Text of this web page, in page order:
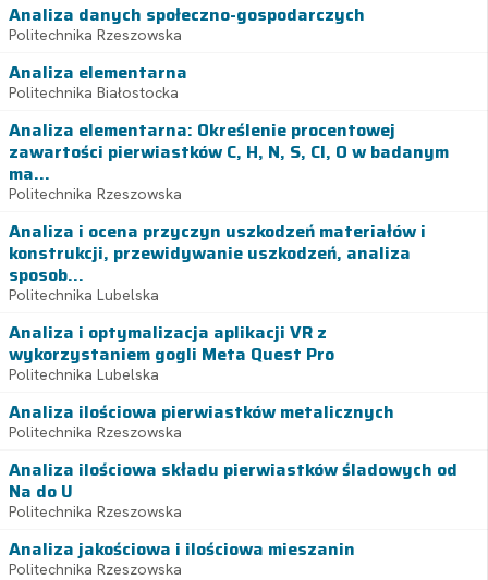
Analiza danych społeczno-gospodarczych
Politechnika Rzeszowska
Analiza elementarna
Politechnika Białostocka
Analiza elementarna: Określenie procentowej
zawartości pierwiastków C, H, N, S, Cl, O w badanym
ma...
Politechnika Rzeszowska
Analiza i ocena przyczyn uszkodzeń materiałów i
konstrukcji, przewidywanie uszkodzeń, analiza
sposob...
Politechnika Lubelska
Analiza i optymalizacja aplikacji VR z
wykorzystaniem gogli Meta Quest Pro
Politechnika Lubelska
Analiza ilościowa pierwiastków metalicznych
Politechnika Rzeszowska
Analiza ilościowa składu pierwiastków śladowych od
Na do U
Politechnika Rzeszowska
Analiza jakościowa i ilościowa mieszanin
Politechnika Rzeszowska